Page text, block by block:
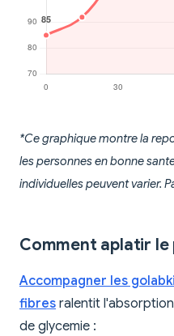
*Ce graphique montre la
les personnes en bonne
individuelles peuvent varier.
Comment aplatir le
Accompagner les
fibres ralentit
de glycemie :